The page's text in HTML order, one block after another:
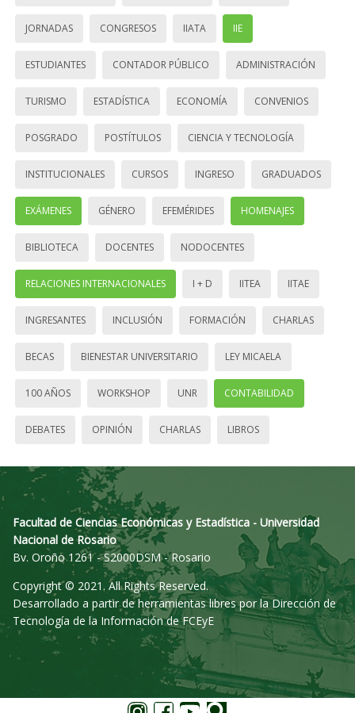
JORNADAS CONGRESOS IIATA IIE
ESTUDIANTES CONTADOR PÚBLICO ADMINISTRACIÓN
TURISMO ESTADÍSTICA ECONOMÍA CONVENIOS
POSGRADO POSTÍTULOS CIENCIA Y TECNOLOGÍA
INSTITUCIONALES CURSOS INGRESO GRADUADOS
EXÁMENES GÉNERO EFEMÉRIDES HOMENAJES
BIBLIOTECA DOCENTES NODOCENTES
RELACIONES INTERNACIONALES I + D IITEA IITAE
INGRESANTES INCLUSIÓN FORMACIÓN CHARLAS
BECAS BIENESTAR UNIVERSITARIO LEY MICAELA
100 AÑOS WORKSHOP UNR CONTABILIDAD
DEBATES OPINIÓN CHARLAS LIBROS
Facultad de Ciencias Económicas y Estadística - Universidad
Nacional de Rosario
Bv. Oroño 1261 - S2000DSM - Rosario
Copyright © 2021. All Rights Reserved.
Desarrollado a partir de herramientas libres por la Dirección de
Tecnología de la Información de FCEyE